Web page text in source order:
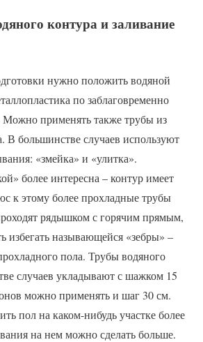
контура и заливание
нужно положить водяной
по заблаговременно
применять также трубы из
В большинстве случаев используют
«змейка» и «улитка».
более интересна – контур имеет
к этому более прохладные трубы
рядышком с горячим прямым,
избегать называющейся «зебры» –
пола. Трубы водяного
случаев укладывают с шажком 15
можно применять и шаг 30 см.
пол на каком-нибудь участке более
на нем можно сделать больше.